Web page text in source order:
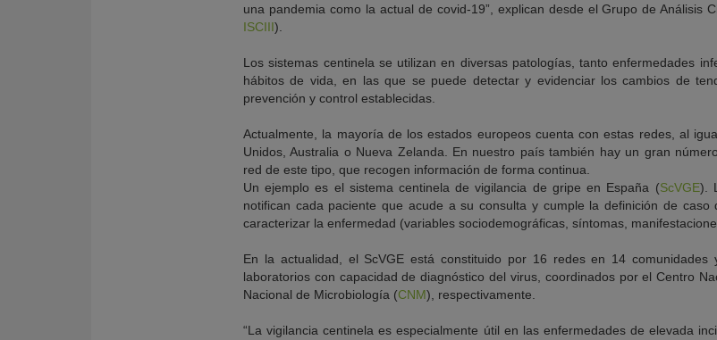
una pandemia como la actual de covid-19”, explican desde el Grupo de Análisis
ISCIII).
Los sistemas centinela se utilizan en diversas patologías, tanto enfermedades
hábitos de vida, en las que se puede detectar y evidenciar los cambios de
prevención y control establecidas.
Actualmente, la mayoría de los estados europeos cuenta con estas redes, al
Unidos, Australia o Nueva Zelanda. En nuestro país también hay un gran
red de este tipo, que recogen información de forma continua.
Un ejemplo es el sistema centinela de vigilancia de gripe en España (ScVGE).
notifican cada paciente que acude a su consulta y cumple la definición de
caracterizar la enfermedad (variables sociodemográficas, síntomas,
En la actualidad, el ScVGE está constituido por 16 redes en 14
laboratorios con capacidad de diagnóstico del virus, coordinados por el Centro
Nacional de Microbiología (CNM), respectivamente.
“La vigilancia centinela es especialmente útil en las enfermedades de elevada